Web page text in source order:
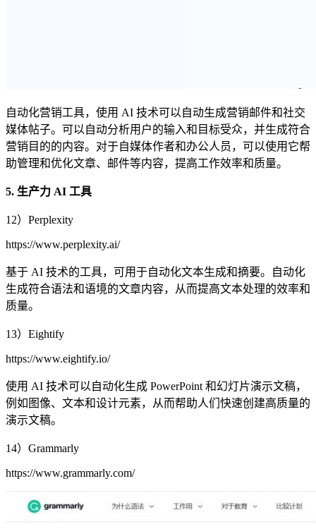
自动化营销工具，使用 AI 技术可以自动生成营销邮件和社交
媒体帖子。可以自动分析用户的输入和目标受众，并生成符合
营销目的的内容。对于自媒体作者和办公人员，可以使用它帮
助管理和优化文章、邮件等内容，提高工作效率和质量。
5. 生产力 AI 工具
12）Perplexity
https://www.perplexity.ai/
基于 AI 技术的工具，可用于自动化文本生成和摘要。自动化
生成符合语法和语境的文章内容，从而提高文本处理的效率和
质量。
13）Eightify
https://www.eightify.io/
使用 AI 技术可以自动化生成 PowerPoint 和幻灯片演示文稿，
例如图像、文本和设计元素，从而帮助人们快速创建高质量的
演示文稿。
14）Grammarly
https://www.grammarly.com/